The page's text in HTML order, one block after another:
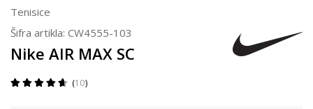
Tenisice
Šifra artikla: CW4555-103
Nike AIR MAX SC
10